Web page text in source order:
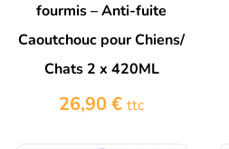
fourmis – Anti-fuite
Caoutchouc pour Chiens/
Chats 2 x 420ML
26,90€ ttc